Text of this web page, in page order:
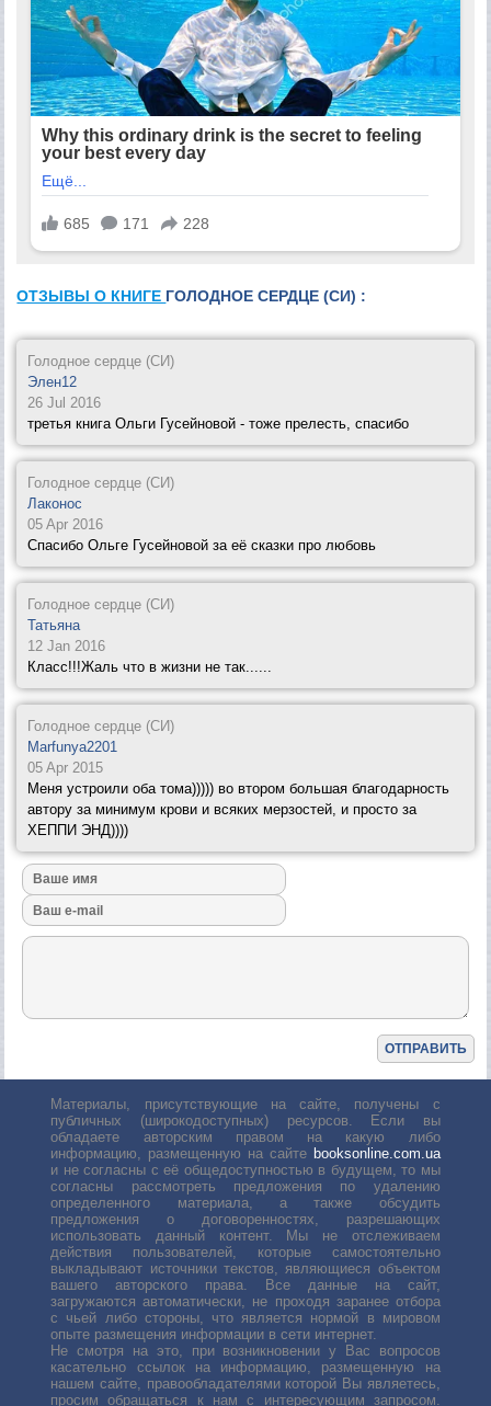
ОТЗЫВЫ О КНИГЕ ГОЛОДНОЕ СЕРДЦЕ (СИ) :
Голодное сердце (СИ)
Элен12
26 Jul 2016
третья книга Ольги Гусейновой - тоже прелесть, спасибо
Голодное сердце (СИ)
Лаконос
05 Apr 2016
Спасибо Ольге Гусейновой за её сказки про любовь
Голодное сердце (СИ)
Татьяна
12 Jan 2016
Класс!!!Жаль что в жизни не так......
Голодное сердце (СИ)
Marfunya2201
05 Apr 2015
Меня устроили оба тома))))) во втором большая благодарность
автору за минимум крови и всяких мерзостей, и просто за
ХЕППИ ЭНД))))
Материалы, присутствующие на сайте, получены с
публичных (широкодоступных) ресурсов. Если вы
обладаете авторским правом на какую либо
информацию, размещенную на сайте booksonline.com.ua
и не согласны с её общедоступностью в будущем, то мы
согласны рассмотреть предложения по удалению
определенного материала, а также обсудить
предложения о договоренностях, разрешающих
использовать данный контент. Мы не отслеживаем
действия пользователей, которые самостоятельно
выкладывают источники текстов, являющиеся объектом
вашего авторского права. Все данные на сайт,
загружаются автоматически, не проходя заранее отбора
с чьей либо стороны, что является нормой в мировом
опыте размещения информации в сети интернет.
Не смотря на это, при возникновении у Вас вопросов
касательно ссылок на информацию, размещенную на
нашем сайте, правообладателями которой Вы являетесь,
просим обращаться к нам с интересующим запросом.